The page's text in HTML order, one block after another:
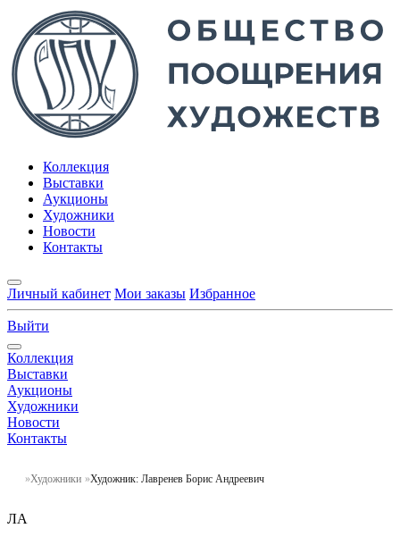
Коллекция
Выставки
Аукционы
Художники
Новости
Контакты
Личный кабинет Мои заказы Избранное
Выйти
Коллекция
Выставки
Аукционы
Художники
Новости
Контакты
Художники Художник: Лавренев Борис Андреевич
ЛА